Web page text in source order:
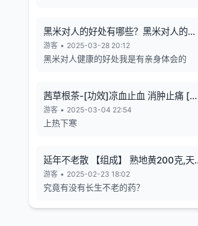
气异象频发。古今中外的预言也说了这几
年人类有大灾难，如刘伯温在预言中说 "贫
者一万留一千，富者一万留二三”,“贫富若
不回心转，看看死期到眼前”, 预言中也告诉
躲过末劫中的劫难，有个美好的未来，请
您务必打开下方网址认真了解，内有躲避
瘟疫保平安的方法。网址1：
bitly.net/55dd55 网址2：
黑米对人的好处有哪些？黑米对人的长
寿有帮助
游客 • 2025-03-28 20:12
黑米对人健康的好处我是有亲身体会的
茜草根茶-[功效]凉血止血 消肿止痛 [治
疗] 小儿流行性腮腺炎-一味妙方
游客 • 2025-03-04 22:54
上热下寒
延年不老散 【组成】 熟地黄200克,天
冬180克 五味子60 克
游客 • 2025-02-23 18:02
究竟有没有长生不老的药？